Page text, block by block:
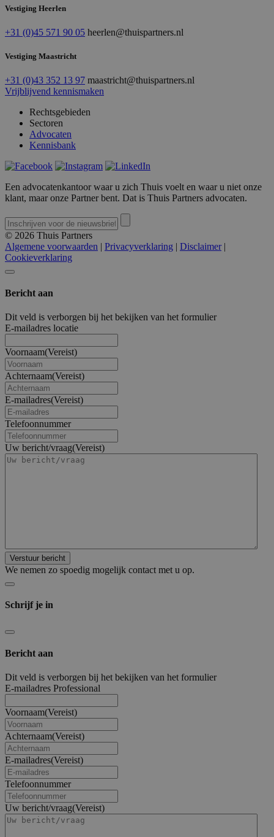
Vestiging Heerlen
+31 (0)45 571 90 05 heerlen@thuispartners.nl
Vestiging Maastricht
+31 (0)43 352 13 97 maastricht@thuispartners.nl
Vrijblijvend kennismaken
Rechtsgebieden
Sectoren
Advocaten
Kennisbank
Een advocatenkantoor waar u zich Thuis voelt en waar u niet onze
klant, maar onze Partner bent. Dat is Thuis Partners advocaten.
© 2026 Thuis Partners
Algemene voorwaarden | Privacyverklaring | Disclaimer|
Cookieverklaring
Bericht aan
Dit veld is verborgen bij het bekijken van het formulier
E-mailadres locatie
Voornaam(Vereist)
Achternaam(Vereist)
E-mailadres(Vereist)
Telefoonnummer
Uw bericht/vraag(Vereist)
We nemen zo spoedig mogelijk contact met u op.
Schrijf je in
Bericht aan
Dit veld is verborgen bij het bekijken van het formulier
E-mailadres Professional
Voornaam(Vereist)
Achternaam(Vereist)
E-mailadres(Vereist)
Telefoonnummer
Uw bericht/vraag(Vereist)